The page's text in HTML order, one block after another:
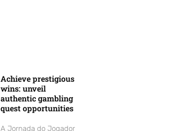
Achieve prestigious
wins: unveil
authentic gambling
quest opportunities
A Jornada do Jogador